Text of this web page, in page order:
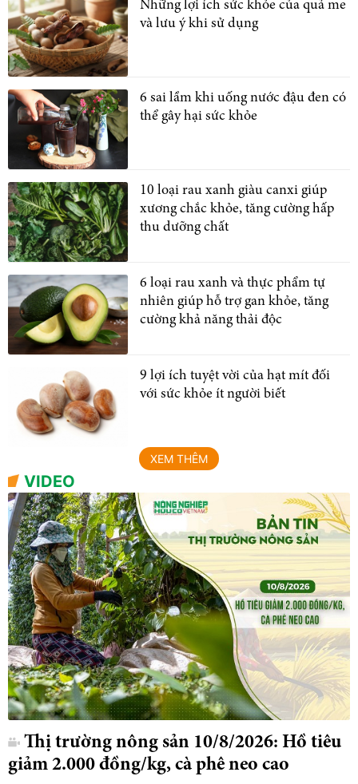
Những lợi ích sức khỏe của quả me
và lưu ý khi sử dụng
6 sai lầm khi uống nước đậu đen có
thể gây hại sức khỏe
10 loại rau xanh giàu canxi giúp
xương chắc khỏe, tăng cường hấp
thu dưỡng chất
6 loại rau xanh và thực phẩm tự
nhiên giúp hỗ trợ gan khỏe, tăng
cường khả năng thải độc
9 lợi ích tuyệt vời của hạt mít đối
với sức khỏe ít người biết
XEM THÊM
VIDEO
Thị trường nông sản 10/8/2026: Hồ tiêu
giảm 2.000 đồng/kg, cà phê neo cao